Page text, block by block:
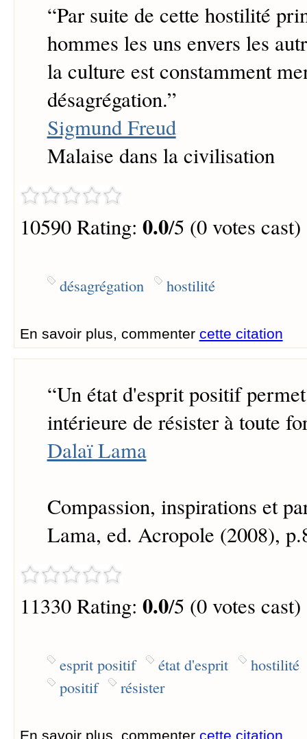
“Par suite de cette hostilité
hommes les uns envers les
la culture est constamment
désagrégation.”
Sigmund Freud
Malaise dans la civilisation
10590 Rating: 0.0/5 (0 votes cast)
désagrégation hostilité
En savoir plus, commenter cette citation
“Un état d'esprit positif
intérieure de résister à toute
Dalaï Lama
Compassion, inspirations et
Lama, ed. Acropole (2008),
11330 Rating: 0.0/5 (0 votes cast)
esprit positif état d'esprit
hostilité
positif
résister
En savoir plus, commenter cette citation